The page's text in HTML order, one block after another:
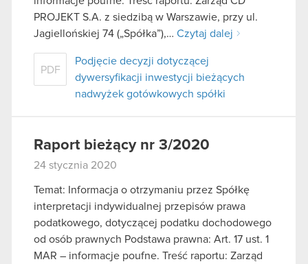
PROJEKT S.A. z siedzibą w Warszawie, przy ul.
Jagiellońskiej 74 („Spółka”),… Czytaj dalej
PDF
Podjęcie decyzji dotyczącej
dywersyfikacji inwestycji bieżących
nadwyżek gotówkowych spółki
Raport bieżący nr 3/2020
24 stycznia 2020
Temat: Informacja o otrzymaniu przez Spółkę
interpretacji indywidualnej przepisów prawa
podatkowego, dotyczącej podatku dochodowego
od osób prawnych Podstawa prawna: Art. 17 ust. 1
MAR – informacje poufne. Treść raportu: Zarząd